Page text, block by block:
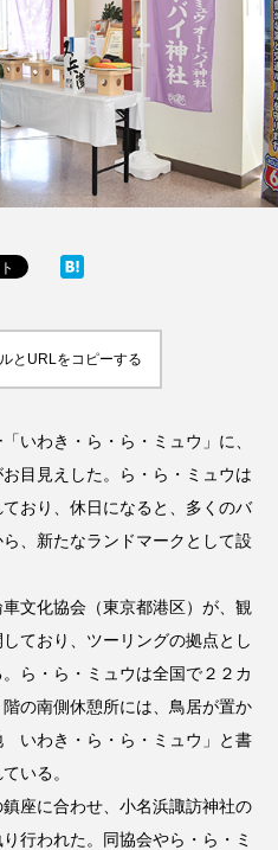
とURLをコピーする
いわき・ら・ら・ミュウ」に、
目見えした。ら・ら・ミュウは
おり、休日になると、多くのバ
、新たなランドマークとして設
文化協会（東京都港区）が、観
ており、ツーリングの拠点とし
ら・ら・ミュウは全国で２２カ
の南側休憩所には、鳥居が置か
いわき・ら・ら・ミュウ」と書
いる。
座に合わせ、小名浜諏訪神社の
行われた。同協会やら・ら・ミ